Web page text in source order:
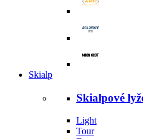
Skialp
Skialpové
Light
Tour